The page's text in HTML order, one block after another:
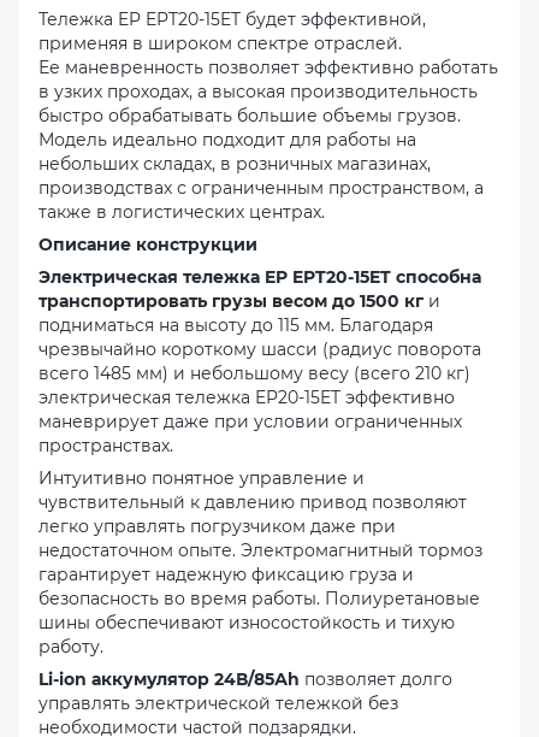
Тележка EP EPT20-15ET будет эффективной,
применяя в широком спектре отраслей.
Ее маневренность позволяет эффективно работать
в узких проходах, а высокая производительность
быстро обрабатывать большие объемы грузов.
Модель идеально подходит для работы на
небольших складах, в розничных магазинах,
производствах с ограниченным пространством, а
также в логистических центрах.
Описание конструкции
Электрическая тележка EP EPT20-15ET способна
транспортировать грузы весом до 1500 кг и
подниматься на высоту до 115 мм. Благодаря
чрезвычайно короткому шасси (радиус поворота
всего 1485 мм) и небольшому весу (всего 210 кг)
электрическая тележка EP20-15ET эффективно
маневрирует даже при условии ограниченных
пространствах.
Интуитивно понятное управление и
чувствительный к давлению привод позволяют
легко управлять погрузчиком даже при
недостаточном опыте. Электромагнитный тормоз
гарантирует надежную фиксацию груза и
безопасность во время работы. Полиуретановые
шины обеспечивают износостойкость и тихую
работу.
Li-ion аккумулятор 24В/85Аh позволяет долго
управлять электрической тележкой без
необходимости частой подзарядки.